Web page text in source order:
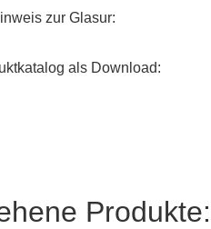
zur Glasur:
als Download:
Produkte: